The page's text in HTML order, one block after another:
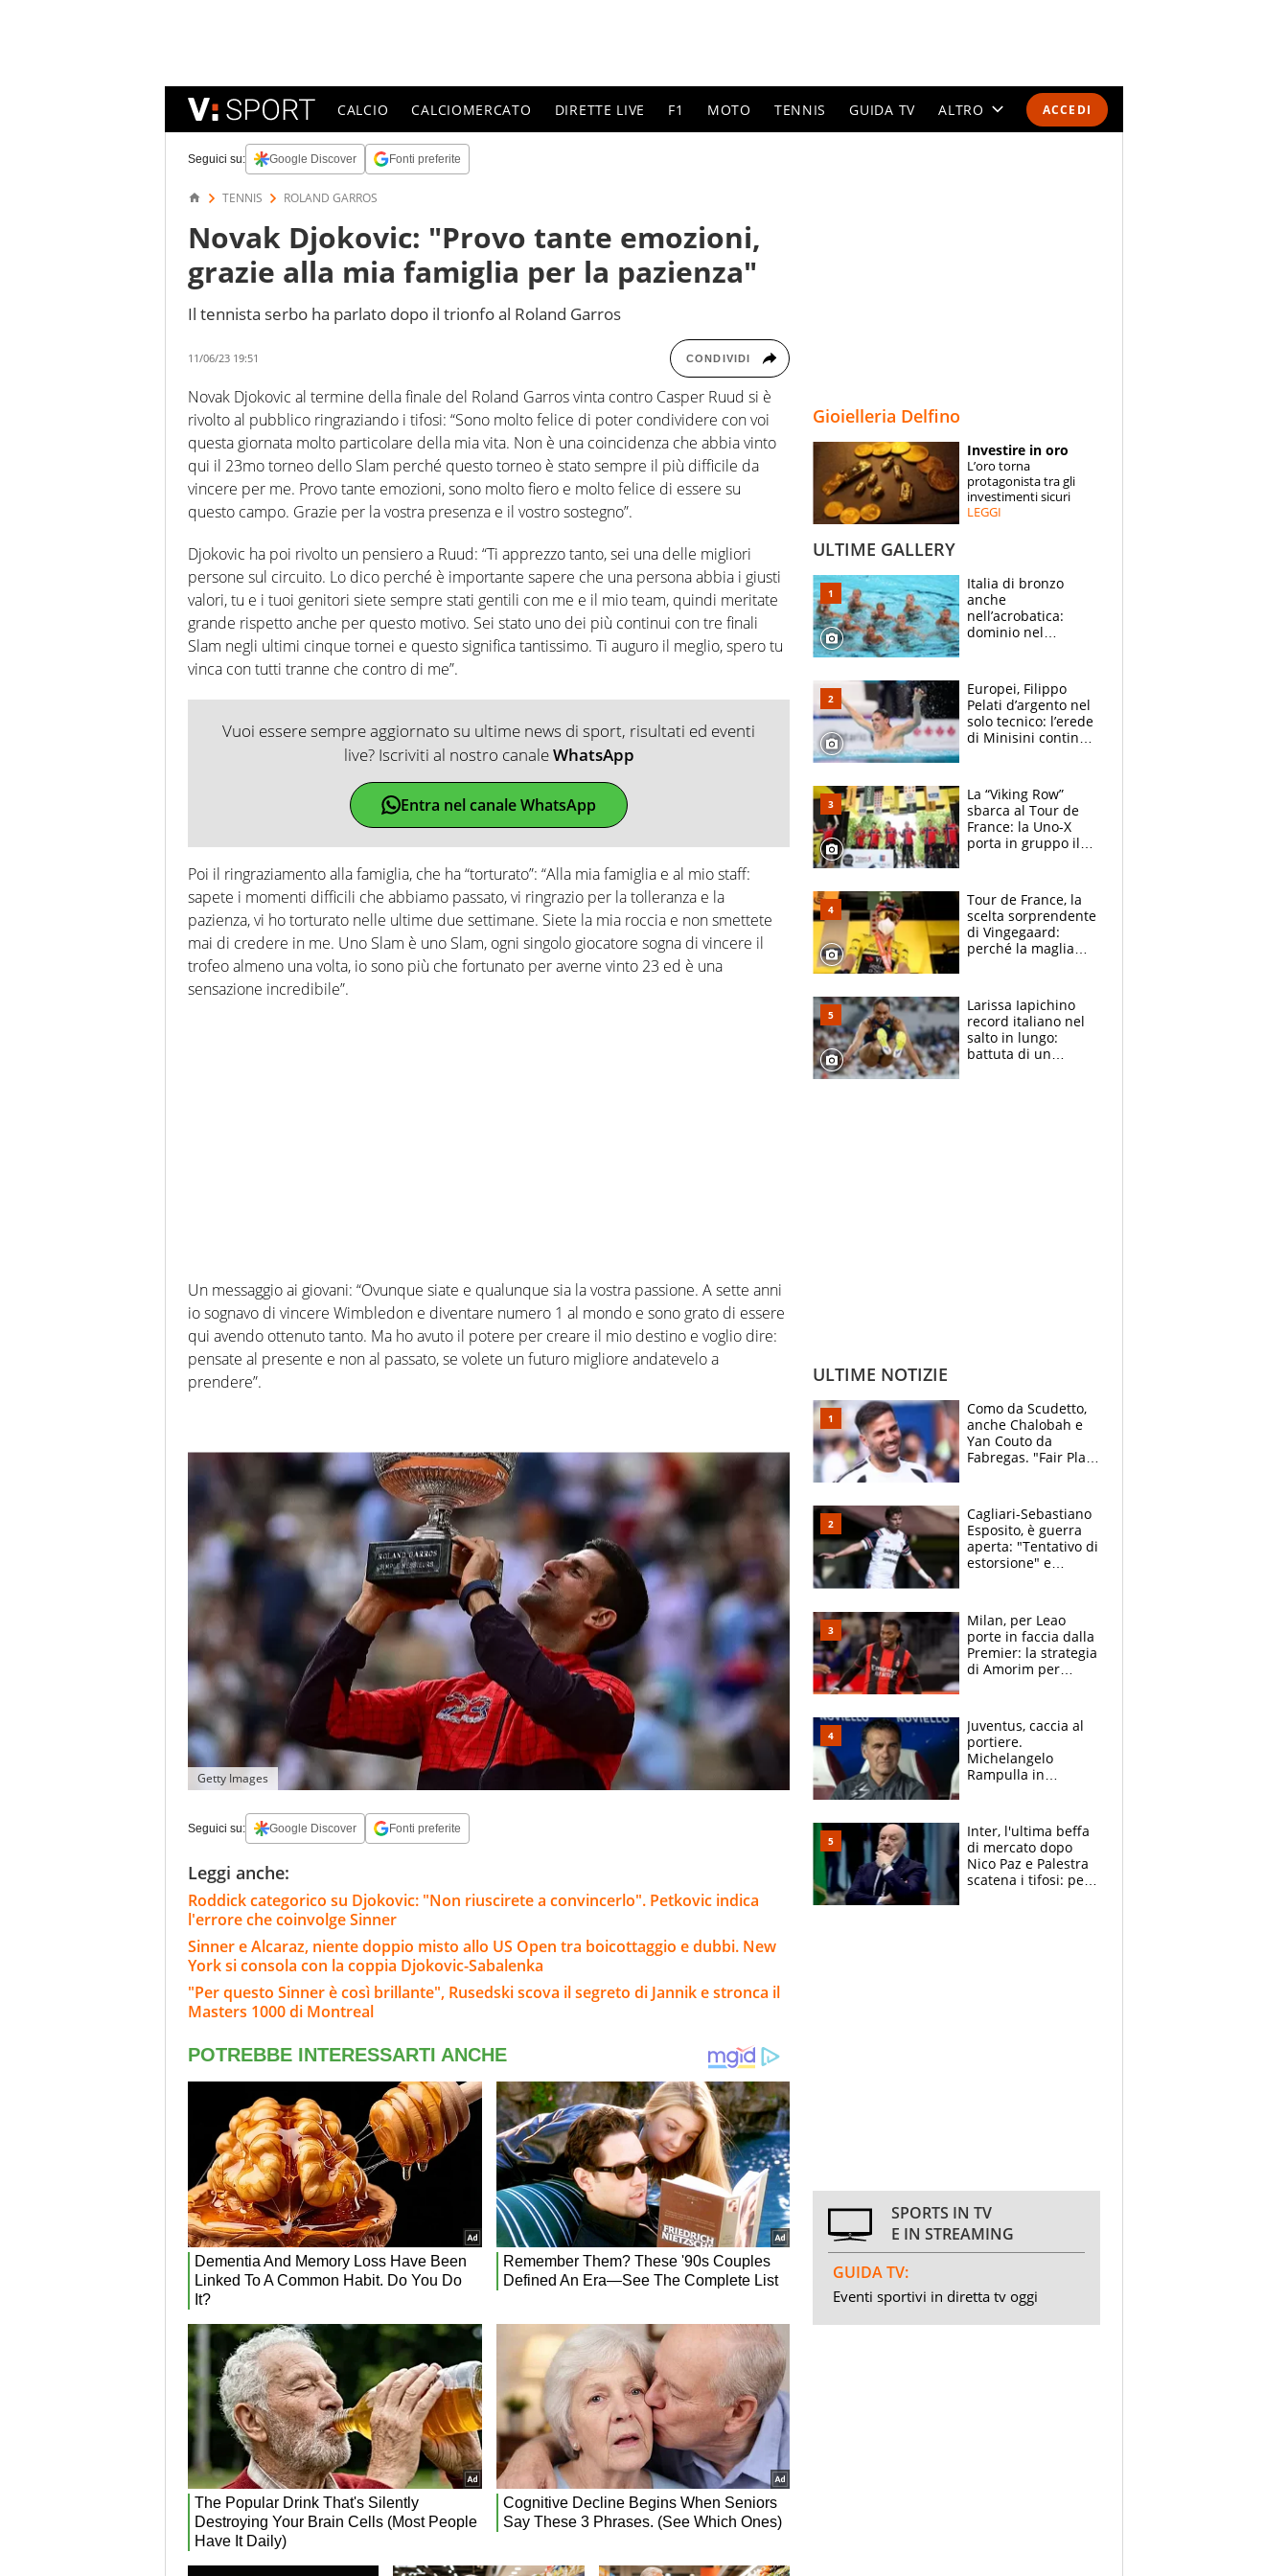
ACCEDI
CALCIO CALCIOMERCATO DIRETTE LIVE F1 MOTO TENNIS GUIDA TV ALTRO
SPECIALI
ESPERTI
Seguici su: Google Discover Fonti preferite
TENNIS ROLAND GARROS
Novak Djokovic: "Provo tante emozioni,
grazie alla mia famiglia per la pazienza"
Il tennista serbo ha parlato dopo il trionfo al Roland Garros
11/06/23 19:51 CONDIVIDI
Novak Djokovic al termine della finale del Roland Garros vinta contro Casper Ruud si è
rivolto al pubblico ringraziando i tifosi: “Sono molto felice di poter condividere con voi
questa giornata molto particolare della mia vita. Non è una coincidenza che abbia vinto
qui il 23mo torneo dello Slam perché questo torneo è stato sempre il più difficile da
vincere per me. Provo tante emozioni, sono molto fiero e molto felice di essere su
questo campo. Grazie per la vostra presenza e il vostro sostegno”.
Djokovic ha poi rivolto un pensiero a Ruud: “Ti apprezzo tanto, sei una delle migliori
persone sul circuito. Lo dico perché è importante sapere che una persona abbia i giusti
valori, tu e i tuoi genitori siete sempre stati gentili con me e il mio team, quindi meritate
grande rispetto anche per questo motivo. Sei stato uno dei più continui con tre finali
Slam negli ultimi cinque tornei e questo significa tantissimo. Ti auguro il meglio, spero tu
vinca con tutti tranne che contro di me”.
Vuoi essere sempre aggiornato su ultime news di sport, risultati ed eventi
live? Iscriviti al nostro canaleWhatsApp
Entra nel canale WhatsApp
Poi il ringraziamento alla famiglia, che ha “torturato”: “Alla mia famiglia e al mio staff:
sapete i momenti difficili che abbiamo passato, vi ringrazio per la tolleranza e la
pazienza, vi ho torturato nelle ultime due settimane. Siete la mia roccia e non smettete
mai di credere in me. Uno Slam è uno Slam, ogni singolo giocatore sogna di vincere il
trofeo almeno una volta, io sono più che fortunato per averne vinto 23 ed è una
sensazione incredibile”.
Un messaggio ai giovani: “Ovunque siate e qualunque sia la vostra passione. A sette anni
io sognavo di vincere Wimbledon e diventare numero 1 al mondo e sono grato di essere
qui avendo ottenuto tanto. Ma ho avuto il potere per creare il mio destino e voglio dire:
pensate al presente e non al passato, se volete un futuro migliore andatevelo a
prendere”.
Getty Images
Seguici su: Google Discover Fonti preferite
Leggi anche:
Roddick categorico su Djokovic: "Non riuscirete a convincerlo". Petkovic indica
l'errore che coinvolge Sinner
Sinner e Alcaraz, niente doppio misto allo US Open tra boicottaggio e dubbi. New
York si consola con la coppia Djokovic-Sabalenka
"Per questo Sinner è così brillante", Rusedski scova il segreto di Jannik e stronca il
Masters 1000 di Montreal
Gioielleria Delfino
Investire in oro
L’oro torna
protagonista tra gli
investimenti sicuri
LEGGI
ULTIME GALLERY
Italia di bronzo
anche
nell’acrobatica:
dominio nel
e compagni
continuare
Europei, Filippo
Pelati d’argento nel
solo tecnico: l’erede
di Minisini continua
mirino
La “Viking Row”
sbarca al Tour de
France: la Uno-X
porta in gruppo il
compagni
Tour de France, la
scelta sorprendente
di Vingegaard:
perché la maglia
rischio da evitare
Larissa Iapichino
record italiano nel
salto in lungo:
battuta di un
ULTIME NOTIZIE
Como da Scudetto,
anche Chalobah e
Yan Couto da
Fabregas. "Fair Play
multa"
Cagliari-Sebastiano
Esposito, è guerra
aperta: "Tentativo di
estorsione" e
Milan, per Leao
porte in faccia dalla
Premier: la strategia
di Amorim per
dopo il derby
Juventus, caccia al
portiere.
Michelangelo
Rampulla in
Roba da Lega Pro.
Caprile profilo
giusto”
Inter, l'ultima beffa
di mercato dopo
Nico Paz e Palestra
scatena i tifosi: per
SPORTS IN TV
E IN STREAMING
GUIDA TV:
Eventi sportivi in diretta tv oggi